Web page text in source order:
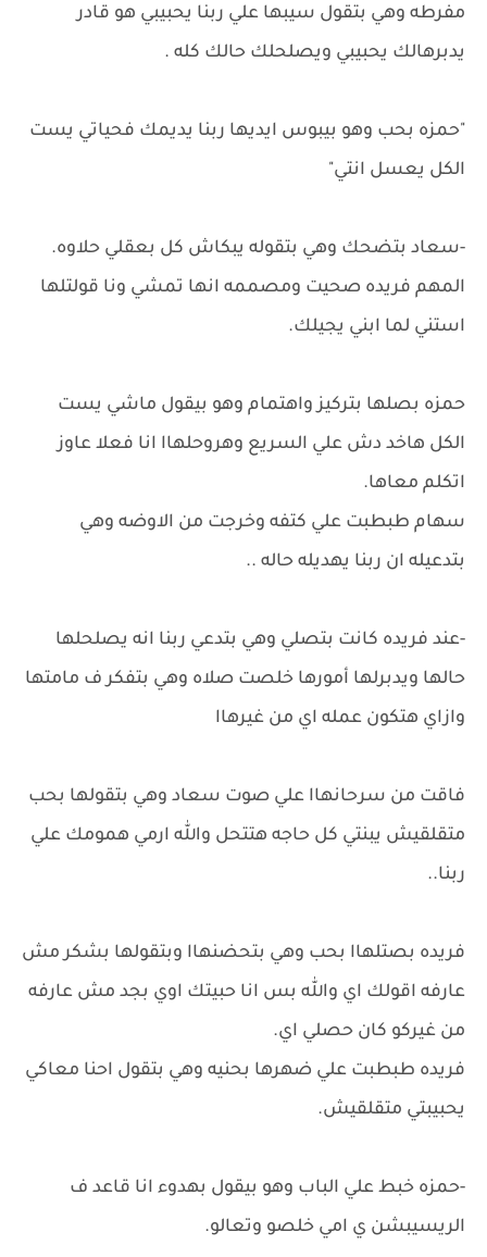
مفرطه وهي بتقول سيبها علي ربنا يحبيبي هو قادر
يدبرهالك يحبيبي ويصلحلك حالك كله .
"حمزه بحب وهو بيبوس ايديها ربنا يديمك فحياتي يست
الكل يعسل انتي"
-سعاد بتضحك وهي بتقوله يبكاش كل بعقلي حلاوه.
المهم فريده صحيت ومصممه انها تمشي ونا قولتلها
استني لما ابني يجيلك.
حمزه بصلها بتركيز واهتمام وهو بيقول ماشي يست
الكل هاخد دش علي السريع وهروحلهاا انا فعلا عاوز
اتكلم معاها.
سهام طبطبت علي كتفه وخرجت من الاوضه وهي
بتدعيله ان ربنا يهديله حاله ..
-عند فريده كانت بتصلي وهي بتدعي ربنا انه يصلحلها
حالها ويدبرلها أمورها خلصت صلاه وهي بتفكر ف مامتها
وازاي هتكون عمله اي من غيرهاا
فاقت من سرحانهاا علي صوت سعاد وهي بتقولها بحب
متقلقيش يبنتي كل حاجه هتتحل والله ارمي همومك علي
ربنا..
فريده بصتلهاا بحب وهي بتحضنهاا وبتقولها بشكر مش
عارفه اقولك اي والله بس انا حبيتك اوي بجد مش عارفه
من غيركو كان حصلي اي.
فريده طبطبت علي ضهرها بحنيه وهي بتقول احنا معاكي
يحبيبتي متقلقيش.
-حمزه خبط علي الباب وهو بيقول بهدوء انا قاعد ف
الريسيبشن ي امي خلصو وتعالو.